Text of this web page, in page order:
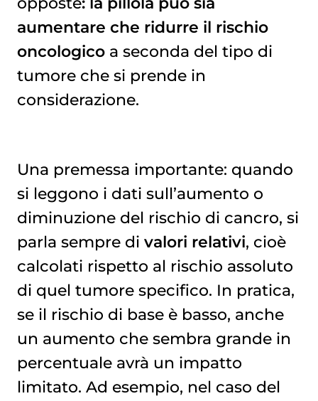
aumentare che ridurre il rischio
oncologico a seconda del tipo di
tumore che si prende in
considerazione.
Una premessa importante: quando
si leggono i dati sull’aumento o
diminuzione del rischio di cancro, si
parla sempre di valori relativi, cioè
calcolati rispetto al rischio assoluto
di quel tumore specifico. In pratica,
se il rischio di base è basso, anche
un aumento che sembra grande in
percentuale avrà un impatto
limitato. Ad esempio, nel caso del